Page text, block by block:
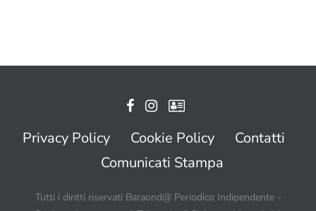
Privacy Policy Cookie Policy
Contatti
Comunicati Stampa
Tutti i diritti riservati Baraond@ Periodico Indipendente -